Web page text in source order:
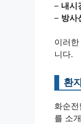
– 내시
– 방사
이러
니다.
환
화순
를 소